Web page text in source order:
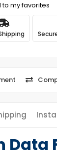
to my favorites